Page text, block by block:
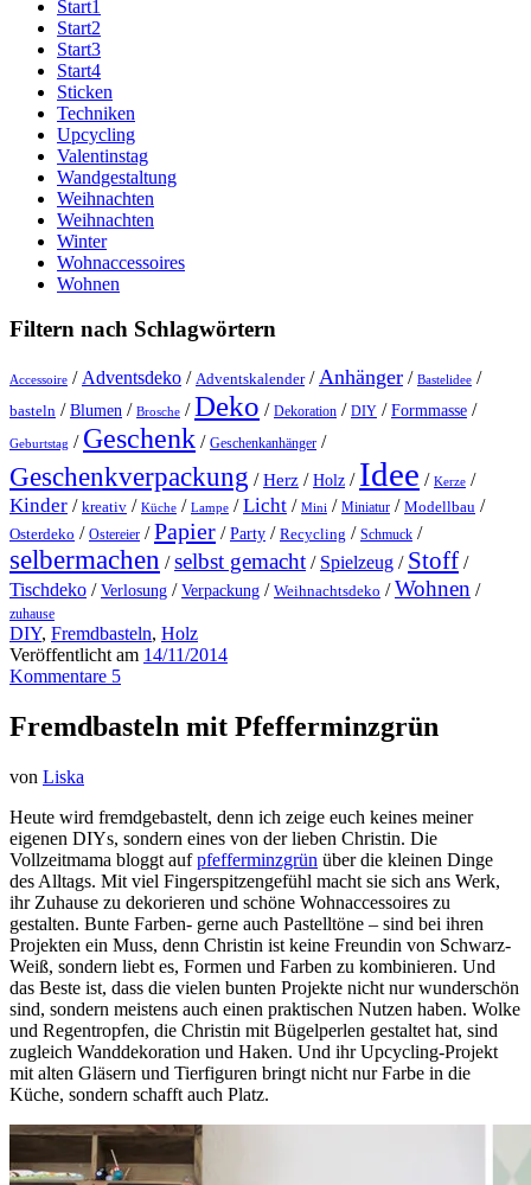
Start1
Start2
Start3
Start4
Sticken
Techniken
Upcycling
Valentinstag
Wandgestaltung
Weihnachten
Weihnachten
Winter
Wohnaccessoires
Wohnen
Filtern nach Schlagwörtern
Accessoire / Adventsdeko / Adventskalender/Anhänger / Bastelidee /
basteln /Blumen / Brosche /Deko / Dekoration / DIY /Formmasse /
Geburtstag / Geschenk / Geschenkanhänger /
Geschenkverpackung /Herz /Holz / Idee / Kerze /
Kinder / kreativ / Küche / Lampe /Licht / Mini / Miniatur / Modellbau /
Osterdeko / Ostereier /Papier /Party / Recycling / Schmuck /
selbermachen /selbst gemacht / Spielzeug / Stoff /
Tischdeko /Verlosung /Verpackung / Weihnachtsdeko /Wohnen /
zuhause
DIY, Fremdbasteln, Holz
Veröffentlicht am 14/11/2014
Kommentare 5
Fremdbasteln mit Pfefferminzgrün
von Liska
Heute wird fremdgebastelt, denn ich zeige euch keines meiner
eigenen DIYs, sondern eines von der lieben Christin. Die
Vollzeitmama bloggt aufpfefferminzgrün über die kleinen Dinge
des Alltags. Mit viel Fingerspitzengefühl macht sie sich ans Werk,
ihr Zuhause zu dekorieren und schöne Wohnaccessoires zu
gestalten. Bunte Farben- gerne auch Pastelltöne – sind bei ihren
Projekten ein Muss, denn Christin ist keine Freundin von Schwarz-
Weiß, sondern liebt es, Formen und Farben zu kombinieren. Und
das Beste ist, dass die vielen bunten Projekte nicht nur wunderschön
sind, sondern meistens auch einen praktischen Nutzen haben. Wolke
und Regentropfen, die Christin mit Bügelperlen gestaltet hat, sind
zugleich Wanddekoration und Haken. Und ihr Upcycling-Projekt
mit alten Gläsern und Tierfiguren bringt nicht nur Farbe in die
Küche, sondern schafft auch Platz.